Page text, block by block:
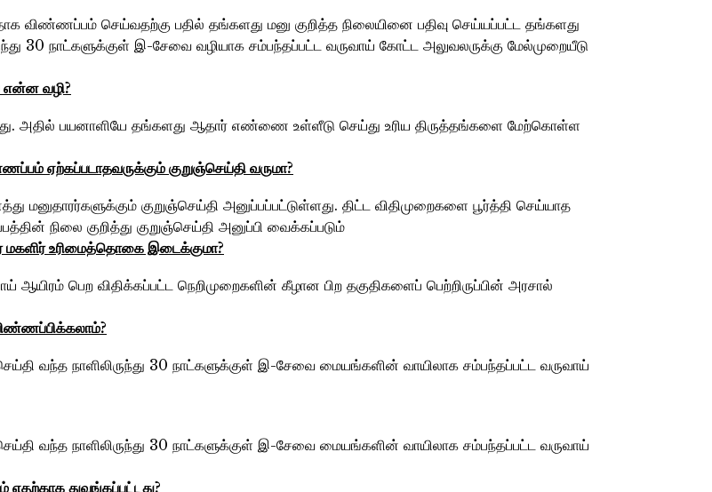
விண்ணப்பம் செய்வதற்கு பதில் தங்களது மனு குறித்த நிலையினை பதிவு செய்யப்பட்ட தங்களது
30 நாட்களுக்குள் இ-சேவை வழியாக சம்பந்தப்பட்ட வருவாய் கோட்ட அலுவலருக்கு மேல்முறையீடு
வழி?
அதில் பயனாளியே தங்களது ஆதார் எண்ணை உள்ளீடு செய்து உரிய திருத்தங்களை மேற்கொள்ள
ஏற்கப்படாதவருக்கும்‌ குறுஞ்செய்தி வருமா?
மனுதாரர்களுக்கும் குறுஞ்செய்தி அனுப்பப்பட்டுள்ளது. திட்ட விதிமுறைகளை பூர்த்தி செய்யாத
நிலை குறித்து குறுஞ்செய்தி அனுப்பி வைக்கப்படும்
மகளிர்‌ உரிமைத்தொகை இடைக்குமா?
பெற விதிக்கப்பட்ட நெறிமுறைகளின் கீழான பிற தகுதிகளைப் பெற்றிருப்பின் அரசால்
வந்த நாளிலிருந்து 30 நாட்களுக்குள் இ-சேவை மையங்களின் வாயிலாக சம்பந்தப்பட்ட வருவாய்
வந்த நாளிலிருந்து 30 நாட்களுக்குள் இ-சேவை மையங்களின் வாயிலாக சம்பந்தப்பட்ட வருவாய்
துவங்கப்பட்டது?